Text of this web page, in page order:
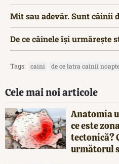
Mit sau adevăr. Sunt câinii
De ce câinele își urmărește
Tags: caini de ce latra cainii
Cele mai noi articole
Anatomia
ce este
tectonică?
următorul